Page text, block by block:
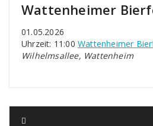
Wattenheimer
01.05.2026
Uhrzeit: 11:00 Wattenheimer
Wilhelmsallee, Wattenheim